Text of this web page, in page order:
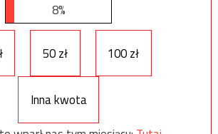
8%
50 zł 100 zł
Inna kwota